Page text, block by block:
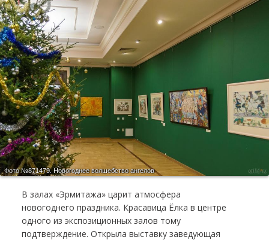
Фото №871479.Новогоднее волшебство ангелов
В залах «Эрмитажа» царит атмосфера
новогоднего праздника. Красавица Ёлка в центре
одного из экспозиционных залов тому
подтверждение. Открыла выставку заведующая